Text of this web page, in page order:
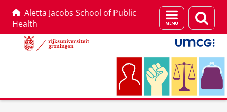
Aletta Jacobs School of Public
Health
Menu
en
zoeken